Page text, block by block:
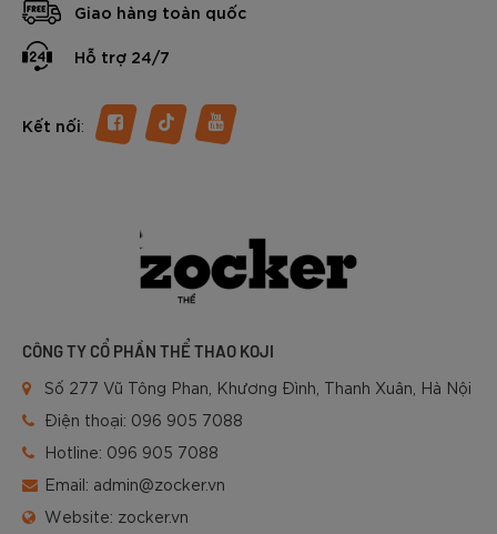
Giao hàng toàn quốc
Hỗ trợ 24/7
Kết nối:
CÔNG TY CỔ PHẦN THỂ THAO KOJI
Số 277 Vũ Tông Phan, Khương Đình, Thanh Xuân, Hà Nội
Điện thoại: 096 905 7088
Hotline: 096 905 7088
Email: admin@zocker.vn
Website: zocker.vn